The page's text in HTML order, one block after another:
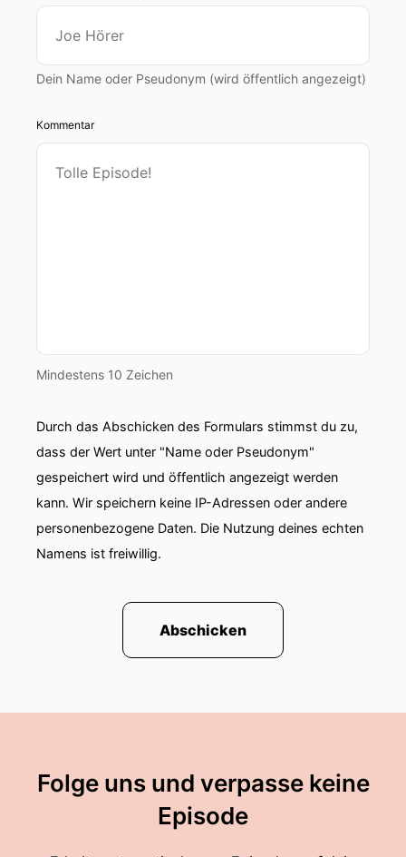
Dein Name oder Pseudonym (wird öffentlich angezeigt)
Kommentar
Mindestens 10 Zeichen
Durch das Abschicken des Formulars stimmst du zu,
dass der Wert unter "Name oder Pseudonym"
gespeichert wird und öffentlich angezeigt werden
kann. Wir speichern keine IP-Adressen oder andere
personenbezogene Daten. Die Nutzung deines echten
Namens ist freiwillig.
Abschicken
Folge uns und verpasse keine
Episode